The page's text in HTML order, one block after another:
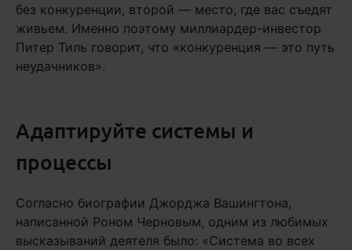
без конкуренции, второй — место, где вас съедят
живьем. Именно поэтому миллиардер-инвестор
Питер Тиль говорит, что «конкуренция — это путь
неудачников».
Адаптируйте системы и
процессы
Согласно биографии Джорджа Вашингтона,
написанной Роном Черновым, одним из любимых
высказываний деятеля было: «Система во всех